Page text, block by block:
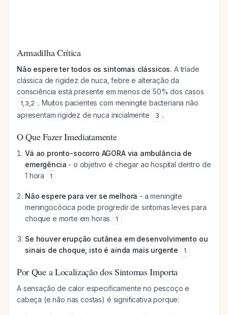
Armadilha Crítica
Não espere ter todos os sintomas clássicos. A tríade
clássica de rigidez de nuca, febre e alteração da
consciência está presente em menos de 50% dos casos
1,3,2 . Muitos pacientes com meningite bacteriana não
apresentam rigidez de nuca inicialmente
3 .
O Que Fazer Imediatamente
Vá ao pronto-socorro AGORA via ambulância de
emergência - o objetivo é chegar ao hospital dentro de
1 hora
1
Não espere para ver se melhora - a meningite
meningocócica pode progredir de sintomas leves para
choque e morte em horas
1
Se houver erupção cutânea em desenvolvimento ou
sinais de choque, isto é ainda mais urgente
1
Por Que a Localização dos Sintomas Importa
A sensação de calor especificamente no pescoço e
cabeça (e não nas costas) é significativa porque: